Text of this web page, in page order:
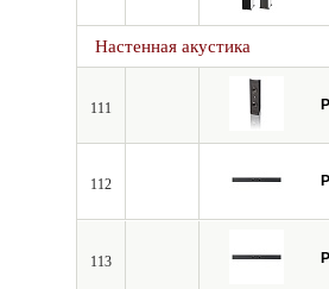
Настенная акустика
111
112
113